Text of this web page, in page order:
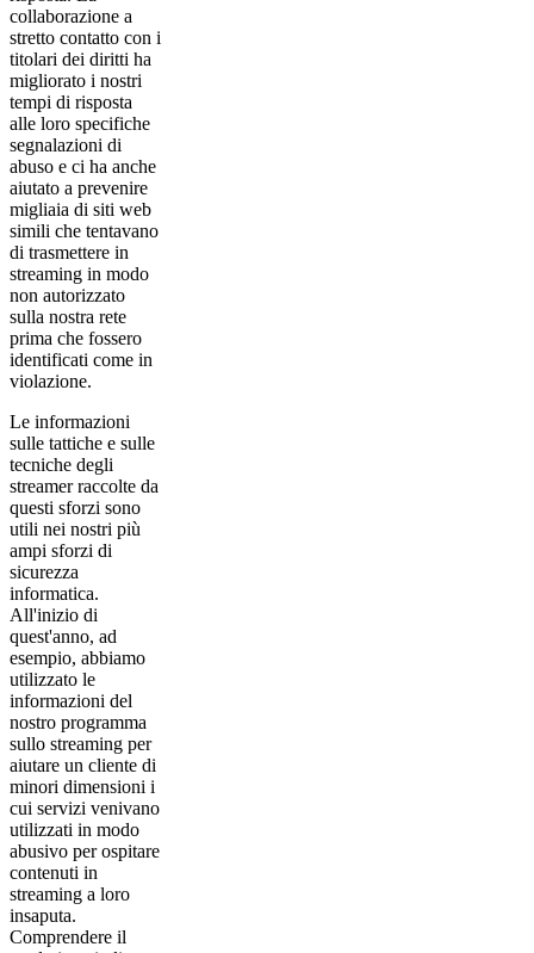
collaborazione a
stretto contatto con i
titolari dei diritti ha
migliorato i nostri
tempi di risposta
alle loro specifiche
segnalazioni di
abuso e ci ha anche
aiutato a prevenire
migliaia di siti web
simili che tentavano
di trasmettere in
streaming in modo
non autorizzato
sulla nostra rete
prima che fossero
identificati come in
violazione.
Le informazioni
sulle tattiche e sulle
tecniche degli
streamer raccolte da
questi sforzi sono
utili nei nostri più
ampi sforzi di
sicurezza
informatica.
All'inizio di
quest'anno, ad
esempio, abbiamo
utilizzato le
informazioni del
nostro programma
sullo streaming per
aiutare un cliente di
minori dimensioni i
cui servizi venivano
utilizzati in modo
abusivo per ospitare
contenuti in
streaming a loro
insaputa.
Comprendere il